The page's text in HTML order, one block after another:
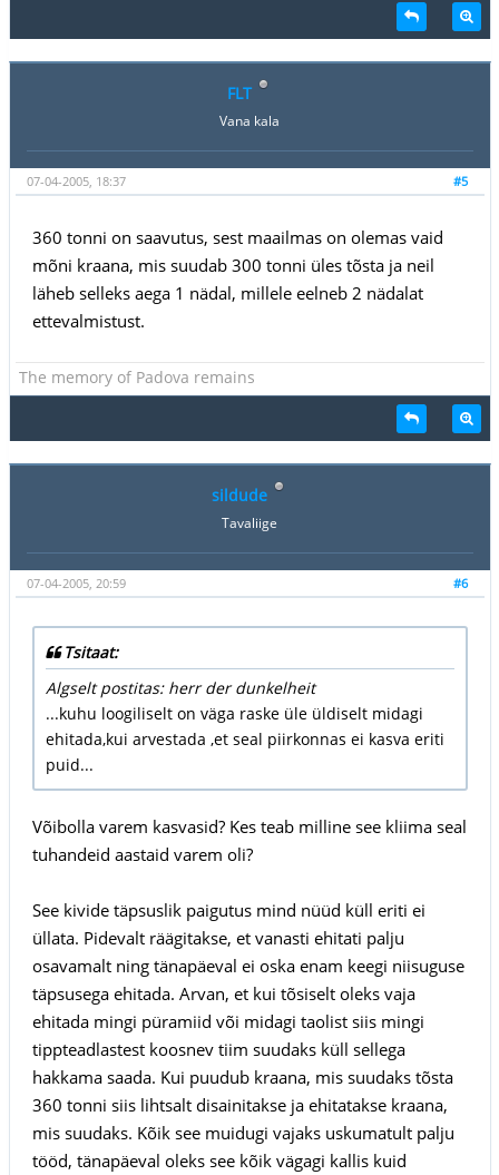
FLT
Vana kala
#5
07-04-2005, 18:37
360 tonni on saavutus, sest maailmas on olemas vaid
mõni kraana, mis suudab 300 tonni üles tõsta ja neil
läheb selleks aega 1 nädal, millele eelneb 2 nädalat
ettevalmistust.
The memory of Padova remains
sildude
Tavaliige
#6
07-04-2005, 20:59
Tsitaat:
Algselt postitas: herr der dunkelheit
...kuhu loogiliselt on väga raske üle üldiselt midagi
ehitada,kui arvestada ,et seal piirkonnas ei kasva eriti
puid...
Võibolla varem kasvasid? Kes teab milline see kliima seal
tuhandeid aastaid varem oli?
See kivide täpsuslik paigutus mind nüüd küll eriti ei
üllata. Pidevalt räägitakse, et vanasti ehitati palju
osavamalt ning tänapäeval ei oska enam keegi niisuguse
täpsusega ehitada. Arvan, et kui tõsiselt oleks vaja
ehitada mingi püramiid või midagi taolist siis mingi
tippteadlastest koosnev tiim suudaks küll sellega
hakkama saada. Kui puudub kraana, mis suudaks tõsta
360 tonni siis lihtsalt disainitakse ja ehitatakse kraana,
mis suudaks. Kõik see muidugi vajaks uskumatult palju
tööd, tänapäeval oleks see kõik vägagi kallis kuid